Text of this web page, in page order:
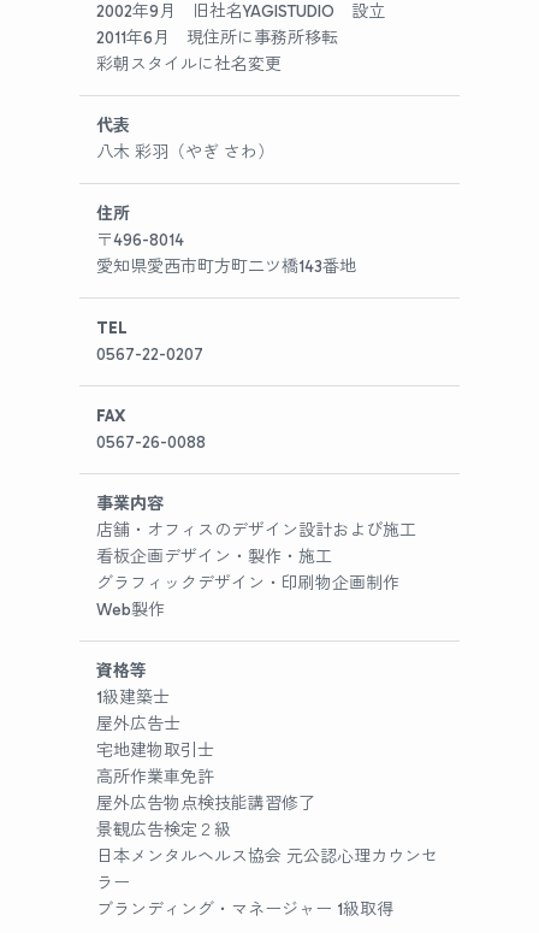
2002年9月 旧社名YAGISTUDIO 設立
2011年6月 現住所に事務所移転
彩朝スタイルに社名変更
代表
八木 彩羽（やぎ さわ）
住所
〒496-8014
愛知県愛西市町方町二ツ橋143番地
TEL
0567-22-0207
FAX
0567-26-0088
事業内容
店舗・オフィスのデザイン設計および施工
看板企画デザイン・製作・施工
グラフィックデザイン・印刷物企画制作
Web製作
資格等
1級建築士
屋外広告士
宅地建物取引士
高所作業車免許
屋外広告物点検技能講習修了
景観広告検定２級
日本メンタルヘルス協会 元公認心理カウンセ
ラー
ブランディング・マネージャー 1級取得